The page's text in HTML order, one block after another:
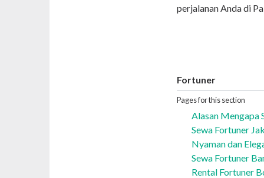
perjalanan Anda di
Fortuner
Pages for this section
Alasan Mengapa
Sewa Fortuner
Nyaman dan
Sewa Fortuner
Rental Fortuner